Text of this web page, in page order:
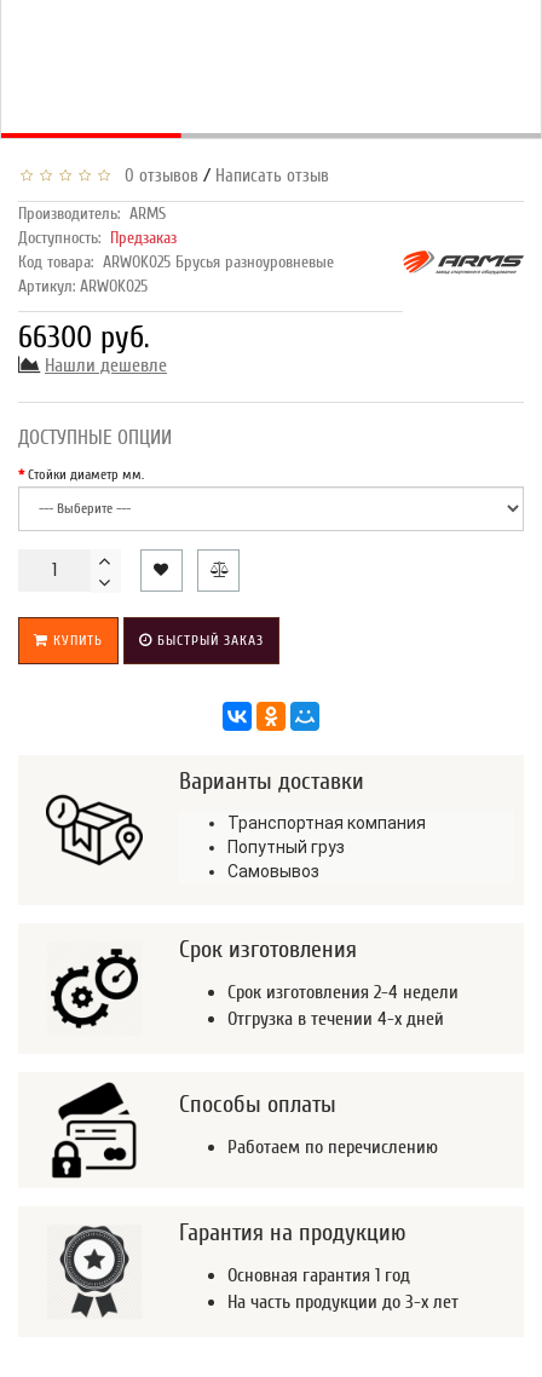
0 отзывов / Написать отзыв
Производитель: ARMS
Доступность: Предзаказ
Код товара: ARWOK025 Брусья разноуровневые
Артикул: ARWOK025
66300 руб.
Нашли дешевле
ДОСТУПНЫЕ ОПЦИИ
Стойки диаметр мм.
КУПИТЬ БЫСТРЫЙ ЗАКАЗ
Варианты доставки
Транспортная компания
Попутный груз
Самовывоз
Срок изготовления
Срок изготовления 2-4 недели
Отгрузка в течении 4-х дней
Способы оплаты
Работаем по перечислению
Гарантия на продукцию
Основная гарантия 1 год
На часть продукции до 3-х лет